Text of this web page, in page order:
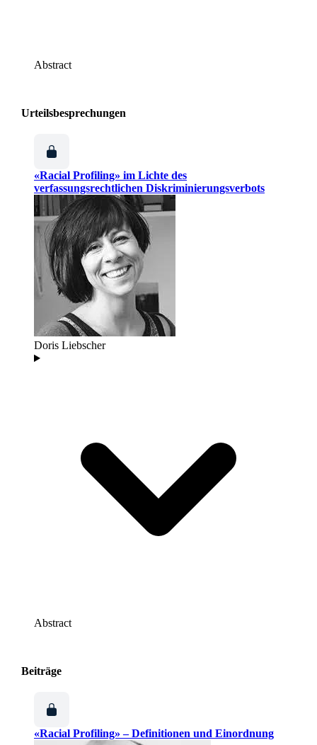
Abstract
Urteilsbesprechungen
«Racial Profiling» im Lichte des
verfassungsrechtlichen Diskriminierungsverbots
Doris Liebscher
Abstract
Beiträge
«Racial Profiling» – Definitionen und Einordnung